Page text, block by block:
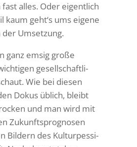
alles. Oder eigent­lich
kaum geht‘s ums eigene
der Umsetzung.
ganz emsig große
gesell­schaft­li­
Wie bei diesen
Dokus üblich, bleibt
und man wird mit
Zukunfts­pro­gnosen
Bildern des Kultur­pes­si­